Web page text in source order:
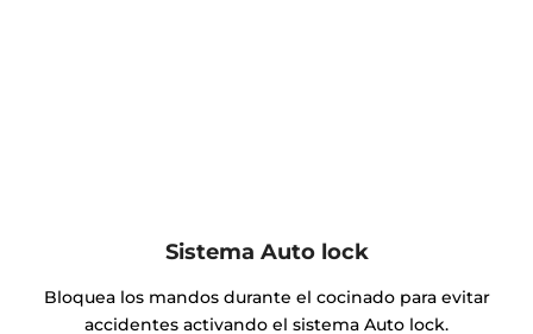
Sistema Auto lock
Bloquea los mandos durante el cocinado para evitar
accidentes activando el sistema Auto lock.